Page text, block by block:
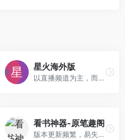
星火海外版
以直播频道为主，而且频道非常多。
看书神器-原笔趣阁
版本更新频繁，易失效，如失效请留言。